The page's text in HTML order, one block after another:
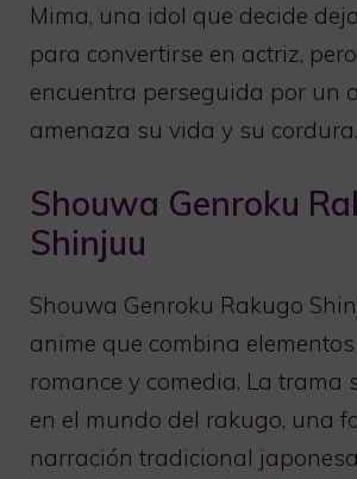
Mima, una idol que decide
para convertirse en actriz,
encuentra perseguida por un
amenaza su vida y su cordura.
Shouwa Genroku
Shinjuu
Shouwa Genroku Rakugo
anime que combina
romance y comedia. La trama
en el mundo del rakugo, una
narración tradicional